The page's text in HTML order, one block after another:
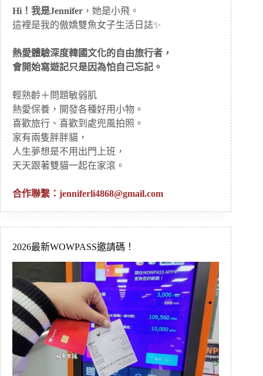
Hi！我是Jennifer ，她是小飛。
這裡是我的傲嬌雙魚女子生活日誌✨
熱愛體驗深度韓國文化的自由旅行者，
會開始寫遊記只是因為怕自己忘記。
輕熟齡＋問題敏弱肌
熱愛保養，開發各種好用小物。
喜歡旅行、喜歡到處兜風拍照。
家有兩隻胖胖貓，
人生夢想是不用出門上班，
天天跟著雙貓一起在家滾。
合作聯繫： jenniferli4868@gmail.com
2026最新WOWPASS邀請碼！